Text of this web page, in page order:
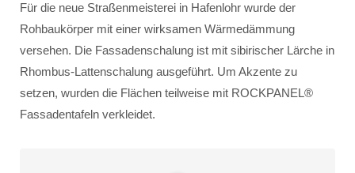
Für die neue Straßenmeisterei in Hafenlohr wurde der
Rohbaukörper mit einer wirksamen Wärmedämmung
versehen. Die Fassadenschalung ist mit sibirischer Lärche in
Rhombus-Lattenschalung ausgeführt. Um Akzente zu
setzen, wurden die Flächen teilweise mit ROCKPANEL®
Fassadentafeln verkleidet.